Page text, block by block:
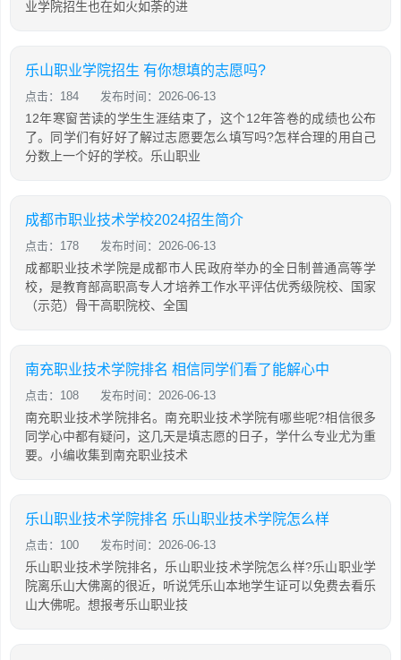
业学院招生也在如火如荼的进
乐山职业学院招生 有你想填的志愿吗?
点击：184 发布时间：2026-06-13
12年寒窗苦读的学生生涯结束了，这个12年答卷的成绩也公布
了。同学们有好好了解过志愿要怎么填写吗?怎样合理的用自己
分数上一个好的学校。乐山职业
成都市职业技术学校2024招生简介
点击：178 发布时间：2026-06-13
成都职业技术学院是成都市人民政府举办的全日制普通高等学
校，是教育部高职高专人才培养工作水平评估优秀级院校、国家
（示范）骨干高职院校、全国
南充职业技术学院排名 相信同学们看了能解心中
点击：108 发布时间：2026-06-13
南充职业技术学院排名。南充职业技术学院有哪些呢?相信很多
同学心中都有疑问，这几天是填志愿的日子，学什么专业尤为重
要。小编收集到南充职业技术
乐山职业技术学院排名 乐山职业技术学院怎么样
点击：100 发布时间：2026-06-13
乐山职业技术学院排名，乐山职业技术学院怎么样?乐山职业学
院离乐山大佛离的很近，听说凭乐山本地学生证可以免费去看乐
山大佛呢。想报考乐山职业技